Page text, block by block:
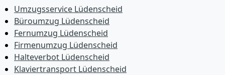
Umzugsservice Lüdenscheid
Büroumzug Lüdenscheid
Fernumzug Lüdenscheid
Firmenumzug Lüdenscheid
Halteverbot Lüdenscheid
Klaviertransport Lüdenscheid